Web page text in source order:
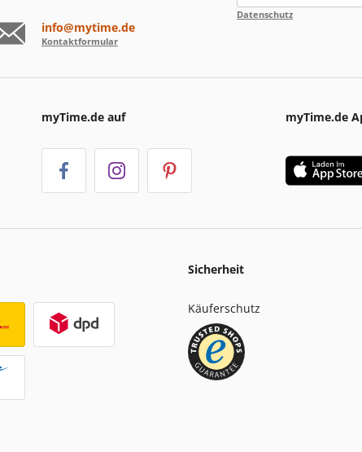
info@mytime.de
Kontaktformular
Datenschutz
myTime.de auf myTime.de
Sicherheit
Käuferschutz